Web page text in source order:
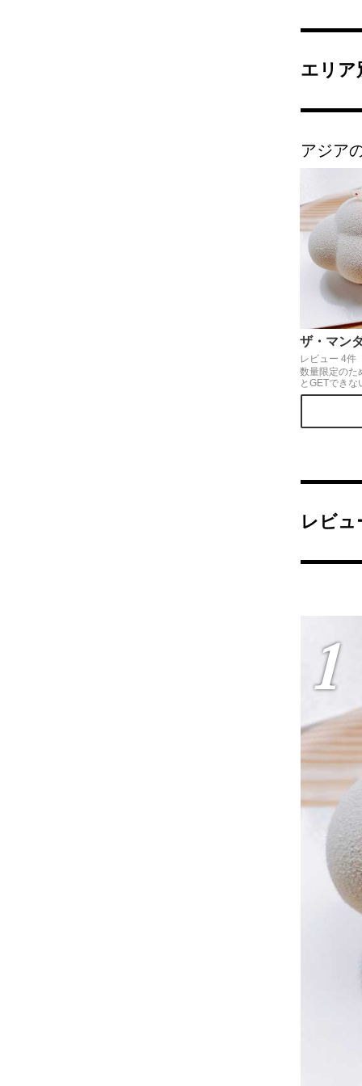
エリア
アジア
レビュー 4件
数量限定のた
とGETでき
んと言っても
た。
レビ
1